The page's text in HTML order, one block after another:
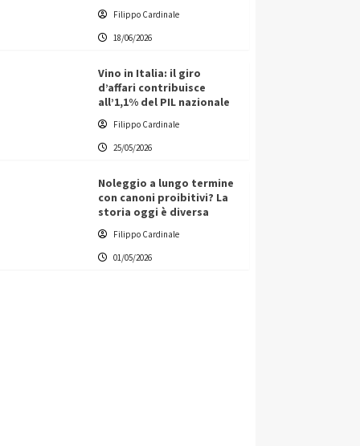
Filippo Cardinale
18/06/2026
Vino in Italia: il giro
d’affari contribuisce
all’1,1% del PIL nazionale
Filippo Cardinale
25/05/2026
Noleggio a lungo termine
con canoni proibitivi? La
storia oggi è diversa
Filippo Cardinale
01/05/2026